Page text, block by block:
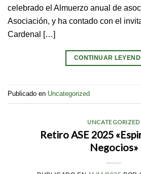
celebrado el Almuerzo anual de
Asociación, y ha contado con el
Cardenal […]
CONTINUAR
Publicado en Uncategorized
UNCATEGORIZED
Retiro ASE 2025
Negocios»